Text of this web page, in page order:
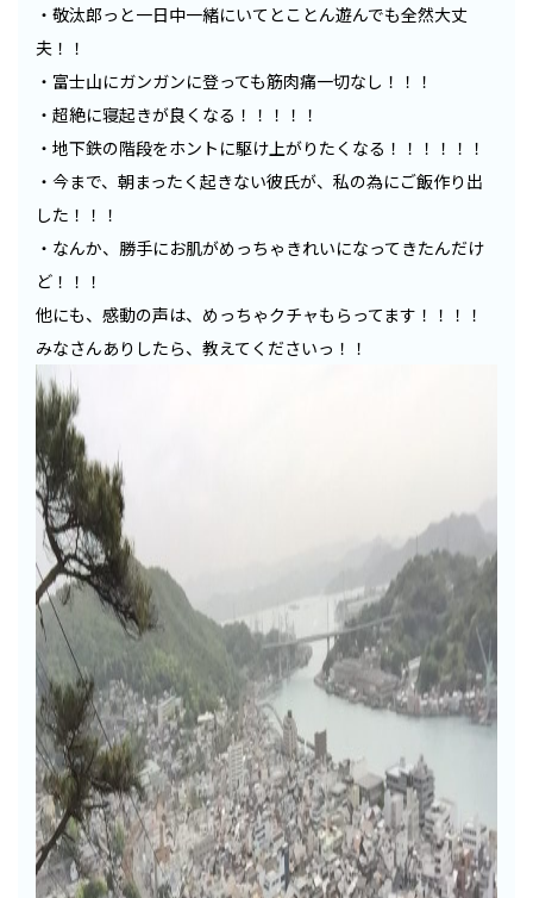
・敬汰郎っと一日中一緒にいてとことん遊んでも全然大丈
夫！！
・富士山にガンガンに登っても筋肉痛一切なし！！！
・超絶に寝起きが良くなる！！！！！
・地下鉄の階段をホントに駆け上がりたくなる！！！！！！
・今まで、朝まったく起きない彼氏が、私の為にご飯作り出
した！！！
・なんか、勝手にお肌がめっちゃきれいになってきたんだけ
ど！！！
他にも、感動の声は、めっちゃクチャもらってます！！！！
みなさんありしたら、教えてくださいっ！！